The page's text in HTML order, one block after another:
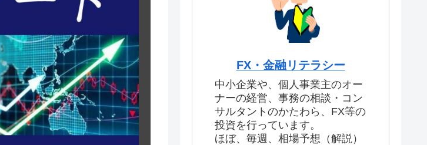
FX・金融リテラシー
中小企業や、個人事業主のオー
ナーの経営、事務の相談・コン
サルタントのかたわら、FX等の
投資を行っています。
ほぼ、毎週、相場予想（解説）